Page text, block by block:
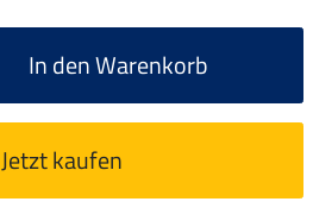
In den Warenkorb
Jetzt kaufen